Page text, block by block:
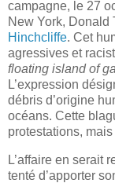
campagne, le 27
New York, Donald
Hinchcliffe. Cet
agressives et
floating island of
L’expression
débris d’origine
océans. Cette
protestations,
L’affaire en serait
tenté d’apporter